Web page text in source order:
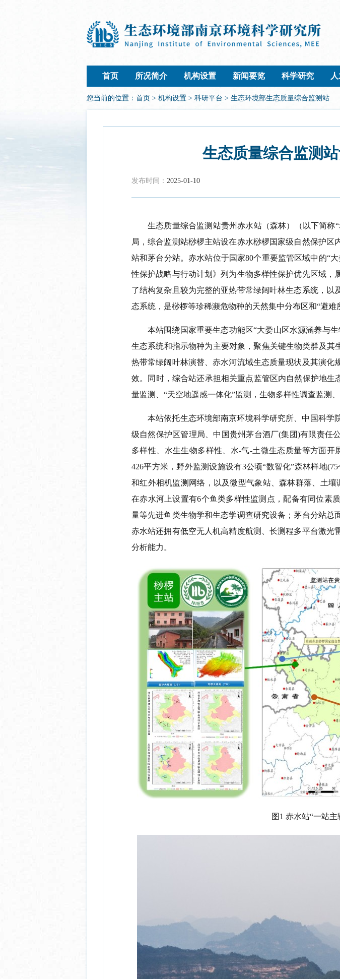
首页 所况简介 机构设置 新闻要览 科学研究
您当前的位置： 首页 > 机构设置 > 科研平台 > 生态环境部生态质量综合监测站
生态质量综合监测
发布时间： 2025-01-10
生态质量综合监测站贵州赤水站（森林）（以下简称
局，综合监测站桫椤主站设在赤水桫椤国家级自然保护
站和茅台分站。赤水站位于国家80个重要监管区域中的“
性保护战略与行动计划》列为生物多样性保护优先区域
了结构复杂且较为完整的亚热带常绿阔叶林生态系统，
态系统，是桫椤等珍稀濒危物种的天然集中分布区和“避难
本站围绕国家重要生态功能区“大娄山区水源涵养与
生态系统和指示物种为主要对象，聚焦关键生物类群及其
热带常绿阔叶林演替、赤水河流域生态质量现状及其演
效。同时，综合站还承担相关重点监管区内自然保护地
量监测、“天空地遥感一体化”监测，生物多样性调查监测
本站依托生态环境部南京环境科学研究所、中国科
级自然保护区管理局、中国贵州茅台酒厂(集团)有限责任
多样性、水生生物多样性、水-气-土微生态质量等方面
426平方米，野外监测设施设有3公顷“数智化”森林样地
和红外相机监测网络，以及微型气象站、森林群落、土壤
在赤水河上设置有6个鱼类多样性监测点，配备有同位素
量等先进鱼类生物学和生态学调查研究设备；茅台分站总
赤水站还拥有低空无人机高精度航测、长测程多平台激光
分析能力。
图1 赤水站“一站